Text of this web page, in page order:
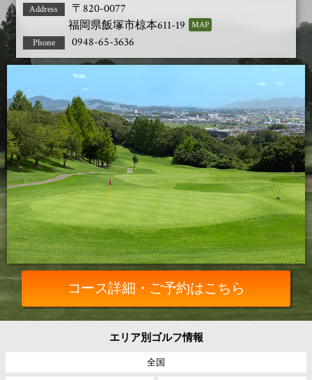
〒820-0077
福岡県飯塚市椋本611-19
0948-65-3636
コース詳細・ご予約はこちら
エリア別ゴルフ情報
全国